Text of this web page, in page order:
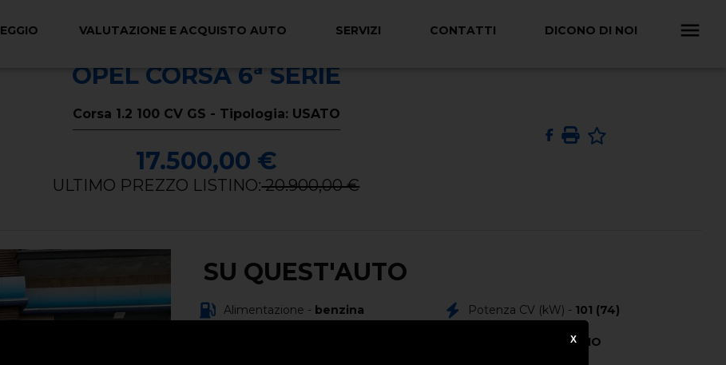
VALUTAZIONE E ACQUISTO AUTO SERVIZI CONTATTI DICONO DI NOI
OPEL CORSA 6ª SERIE
Corsa 1.2 100 CV GS - Tipologia: USATO
17.500,00 €
ULTIMO PREZZO LISTINO:20.900,00 €
SU QUEST'AUTO
Alimentazione - benzina Potenza CV (kW) - 101 (74)
GRIGIO
X